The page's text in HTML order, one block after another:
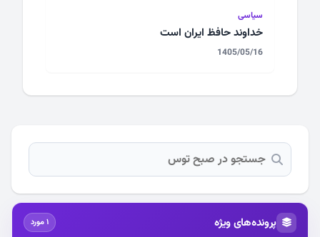
سیاسی
خداوند حافظ ایران است
1405/05/16
پرونده‌های ویژه 1 مورد